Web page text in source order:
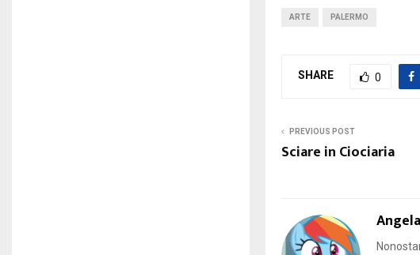
ARTE PALERMO
SHARE 0
PREVIOUS POST
Sciare in Ciociaria
Angela